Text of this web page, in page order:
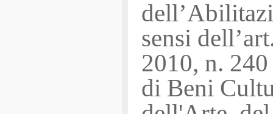
sensi
2010, n.
di Beni